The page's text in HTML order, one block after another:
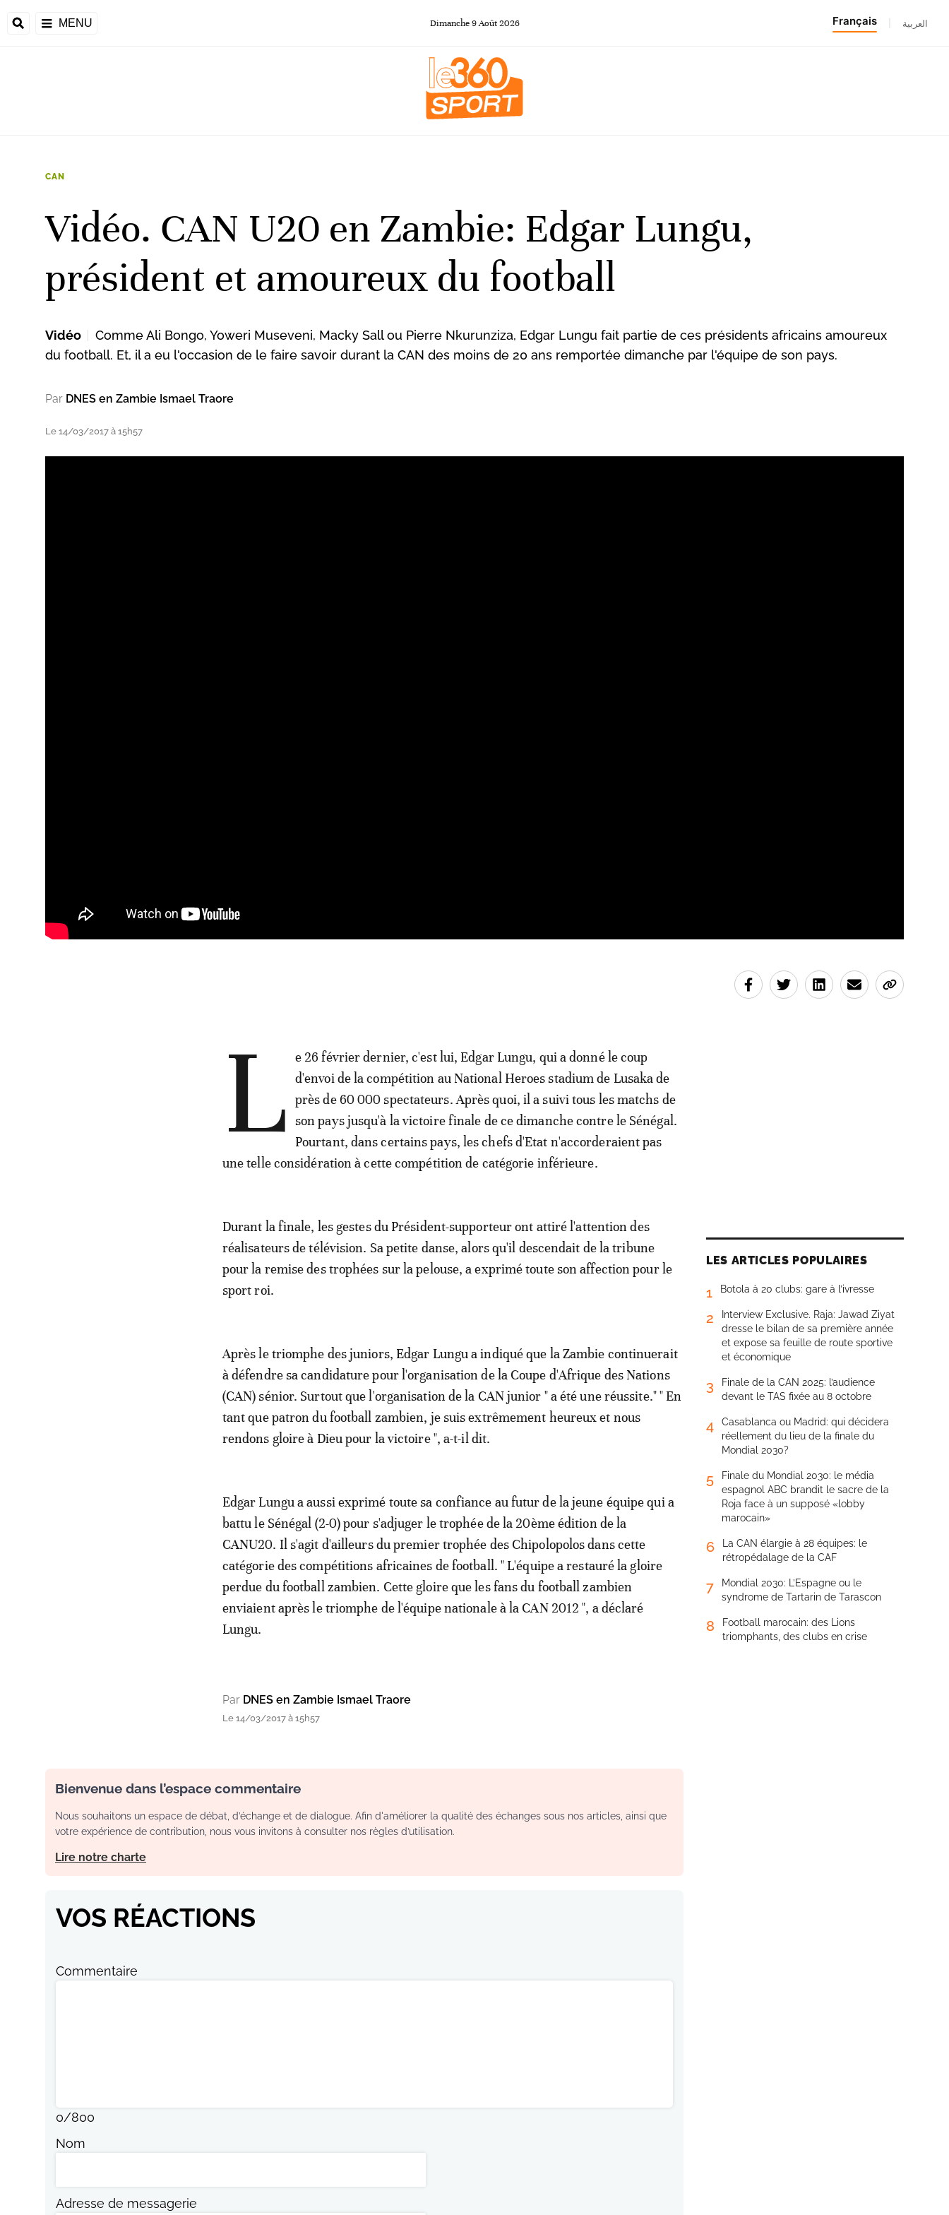
MENU Dimanche 9Août 2026 Français العربية
de l'UEFA
CAN
Vidéo. CAN U20 en Zambie: Edgar Lungu,
président et amoureux du football
Vidéo
Comme Ali Bongo, Yoweri Museveni, Macky Sall ou Pierre Nkurunziza, Edgar Lungu fait partie de ces présidents africains amoureux
du football. Et, il a eu l'occasion de le faire savoir durant la CAN des moins de 20 ans remportée dimanche par l'équipe de son pays.
Par DNES en Zambie Ismael Traore
Le 14/03/2017 à 15h57
L
e 26 février dernier, c'est lui, Edgar Lungu, qui a donné le coup
d'envoi de la compétition au National Heroes stadium de Lusaka de
près de 60 000 spectateurs. Après quoi, il a suivi tous les matchs de
son pays jusqu'à la victoire finale de ce dimanche contre le Sénégal.
Pourtant, dans certains pays, les chefs d'Etat n'accorderaient pas
une telle considération à cette compétition de catégorie inférieure.
Durant la finale, les gestes du Président-supporteur ont attiré l'attention des
réalisateurs de télévision. Sa petite danse, alors qu'il descendait de la tribune
pour la remise des trophées sur la pelouse, a exprimé toute son affection pour le
sport roi.
Après le triomphe des juniors, Edgar Lungu a indiqué que la Zambie continuerait
à défendre sa candidature pour l'organisation de la Coupe d'Afrique des Nations
(CAN) sénior. Surtout que l'organisation de la CAN junior " a été une réussite." " En
tant que patron du football zambien, je suis extrêmement heureux et nous
rendons gloire à Dieu pour la victoire ", a-t-il dit.
Edgar Lungu a aussi exprimé toute sa confiance au futur de la jeune équipe qui a
battu le Sénégal (2-0) pour s'adjuger le trophée de la 20ème édition de la
CANU20. Il s'agit d'ailleurs du premier trophée des Chipolopolos dans cette
catégorie des compétitions africaines de football. " L'équipe a restauré la gloire
perdue du football zambien. Cette gloire que les fans du football zambien
enviaient après le triomphe de l'équipe nationale à la CAN 2012 ", a déclaré
Lungu.
Par DNES en Zambie Ismael Traore
Le 14/03/2017 à 15h57
Bienvenue dans l’espace commentaire
Nous souhaitons un espace de débat, d’échange et de dialogue. Afin d'améliorer la qualité des échanges sous nos articles, ainsi que
votre expérience de contribution, nous vous invitons à consulter nos règles d’utilisation.
Lire notre charte
VOS RÉACTIONS
Commentaire
0/800
Nom
Adresse de messagerie
LES ARTICLES POPULAIRES
1 Botola à 20 clubs: gare à l’ivresse
2
Interview Exclusive. Raja: Jawad Ziyat
dresse le bilan de sa première année
et expose sa feuille de route sportive
et économique
3
Finale de la CAN 2025: l’audience
devant le TAS fixée au 8 octobre
4
Casablanca ou Madrid: qui décidera
réellement du lieu de la finale du
Mondial 2030?
5
Finale du Mondial 2030: le média
espagnol ABC brandit le sacre de la
Roja face à un supposé «lobby
marocain»
6
La CAN élargie à 28 équipes: le
rétropédalage de la CAF
7
Mondial 2030: L’Espagne ou le
syndrome de Tartarin de Tarascon
8
Football marocain: des Lions
triomphants, des clubs en crise